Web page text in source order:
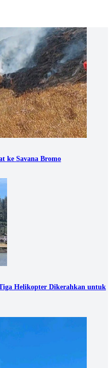
ke Savana Bromo
Helikopter Dikerahkan untuk